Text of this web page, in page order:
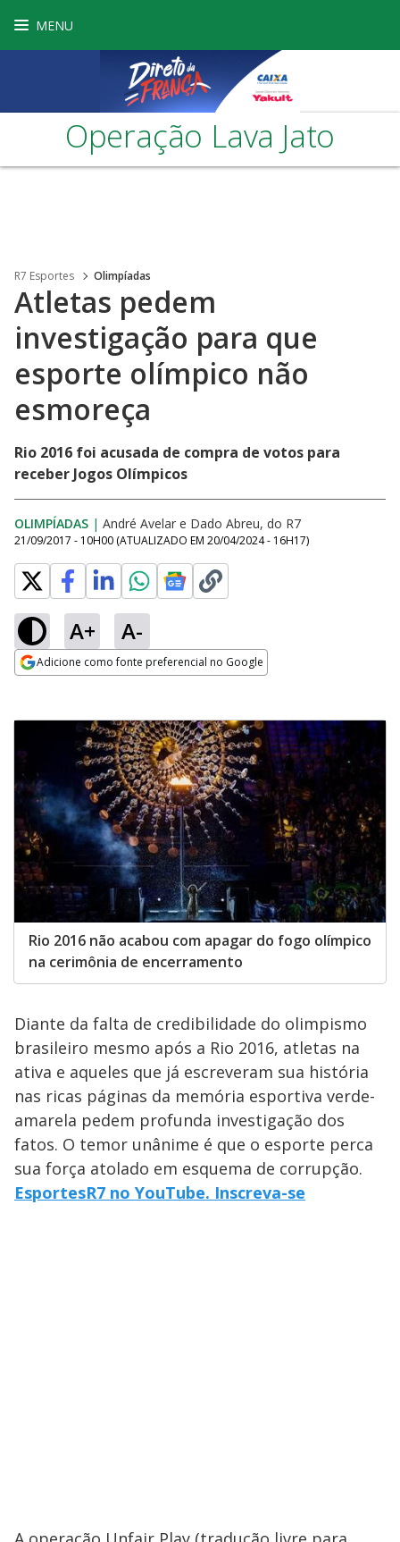
MENU
Operação Lava Jato
R7 Esportes Olimpíadas
Atletas pedem
investigação para que
esporte olímpico não
esmoreça
Rio 2016 foi acusada de compra de votos para
receber Jogos Olímpicos
OLIMPÍADAS | André Avelar e Dado Abreu, do R7
21/09/2017 - 10H00 (ATUALIZADO EM 20/04/2024 - 16H17)
A+ A-
Adicione como fonte preferencial no Google
Rio 2016 não acabou com apagar do fogo olímpico
na cerimônia de encerramento
Diante da falta de credibilidade do olimpismo
brasileiro mesmo após a Rio 2016, atletas na
ativa e aqueles que já escreveram sua história
nas ricas páginas da memória esportiva verde-
amarela pedem profunda investigação dos
fatos. O temor unânime é que o esporte perca
sua força atolado em esquema de corrupção.
EsportesR7 no YouTube. Inscreva-se